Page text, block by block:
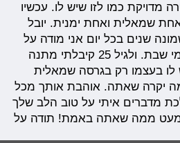
מדויקת כמו לזו שיש לו. עכשיו
שמאלית ואחת ימנית. יובל
שנים בכל יום אני מודה על
המתנה הזו שנקראת שלומי שבת. ולגיל 25 קיבלתי מתנה
בעצמו רק בגרסה שמאלית
יקרה שאתה. אוהבת אותך מכל
מדברים איתי על טוב הלב שלך
ממה שאתה באמת! תודה על